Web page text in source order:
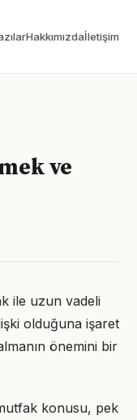
Hakkımızdaİletişim
ve
ile uzun vadeli
olduğuna işaret
önemini bir
konusu, pek